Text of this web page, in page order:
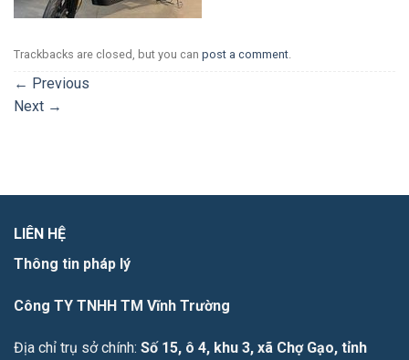
Trackbacks are closed, but you can post a comment.
← Previous
Next →
LIÊN HỆ
Thông tin pháp lý
Công TY TNHH TM Vĩnh Trường
Địa chỉ trụ sở chính: Số 15, ô 4, khu 3, xã Chợ Gạo, tỉnh